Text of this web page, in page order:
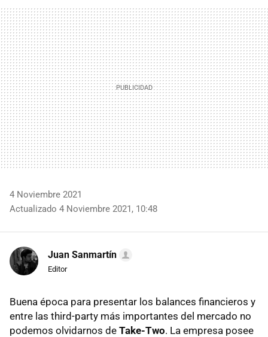
MAIL
4 Noviembre 2021
Actualizado 4 Noviembre 2021, 10:48
Juan Sanmartín
Editor
Buena época para presentar los balances financieros y
entre las third-party más importantes del mercado no
podemos olvidarnos de Take-Two. La empresa posee